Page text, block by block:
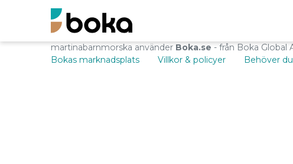
martinabarnmorska använder Boka.se - från Boka Global
Bokas marknadsplats
Villkor & policyer Behöver